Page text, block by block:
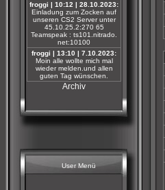
froggi | 10:12 | 28.10.2023:
Einladung zum Zocken auf
unseren CS2 Server unter
45.10.25.2:270 65
Teamspeak : ts101.nitrado.
net:10100
froggi | 13:10 | 7.10.2023:
Moin alle wollte mich mal
wieder melden.und allen
guten Tag wünschen.
Archiv
User Menü